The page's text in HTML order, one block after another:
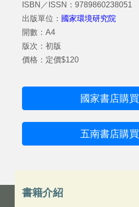
ISBN／ISSN：9789860238051
出版單位： 國家環境研究院
開數：A4
版次：初版
價格：定價$120
國家書店購買
五南書店購買
書籍介紹